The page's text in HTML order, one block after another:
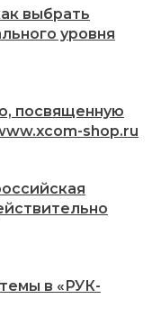
выбрать
уровня
посвященную
shop.ru
в «РУК-